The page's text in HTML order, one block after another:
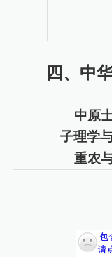
四、 中
中原
子理学
重农